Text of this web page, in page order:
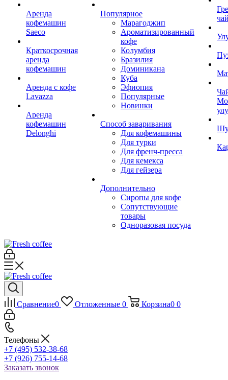
Аренда
кофемашин
Saeco
Краткосрочная
аренда
кофемашин
Аренда с кофе
Lavazza
Аренда
кофемашин
Delonghi
Популярное
Марагоджип
Ароматизированный
кофе
Колумбия
Бразилия
Доминикана
Куба
Эфиопия
Популярные
Новинки
Способ заваривания
Для кофемашины
Для турки
Для френч-пресса
Для кемекса
Для гейзера
Дополнительно
Сиропы для кофе
Сопутствующие
товары
Одноразовая посуда
Шу
Сравнение0 Отложенные 0 Корзина0 0
Телефоны
+7 (495) 532-38-68
+7 (926) 755-14-68
Заказать звонок